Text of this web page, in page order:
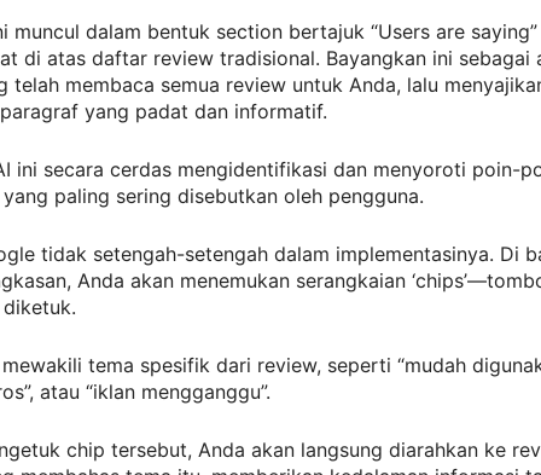
muncul dalam bentuk section bertajuk “Users are
di atas daftar review tradisional. Bayangkan ini sebagai
telah membaca semua review untuk Anda, lalu
yang padat dan informatif.
ini secara cerdas mengidentifikasi dan menyoroti poin-
paling sering disebutkan oleh pengguna.
tidak setengah-setengah dalam implementasinya. Di
Anda akan menemukan serangkaian
tema spesifik dari review, seperti “mudah
atau “iklan mengganggu”.
chip tersebut, Anda akan langsung diarahkan ke